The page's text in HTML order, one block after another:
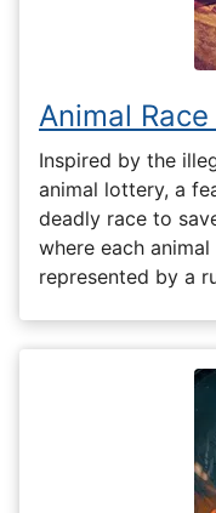
Animal
Inspired by the
animal lottery, a
deadly race to
where each
represented by a